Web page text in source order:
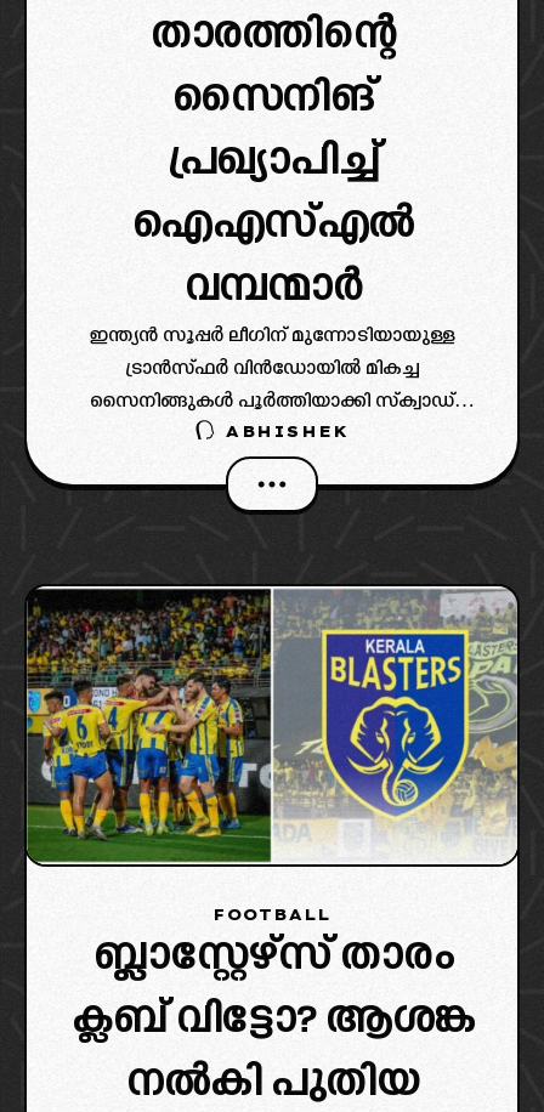
താരത്തിന്റെ
സൈനിങ്
പ്രഖ്യാപിച്ച്
ഐഎസ്എൽ
വമ്പന്മാർ
ഇന്ത്യൻ സൂപ്പർ ലീഗിന് മുന്നോടിയായുള്ള
ട്രാൻസ്ഫർ വിൻഡോയിൽ മികച്ച
സൈനിങ്ങുകൾ പൂർത്തിയാക്കി സ്‌ക്വാഡ്
ശക്തമാക്കാനുള്ള ശ്രമങ്ങളിലാണ് എല്ലാ
ഐഎസ്എൽ ക്ലബ്ബുകളും. അതുകൊണ്ട് തന്നെ
ഒട്ടേറെ അഭ്യൂഹങ്ങളാണ് സാമൂഹിക
മാധ്യമങ്ങളിൽ പ്രചരിക്കുന്നത്. ഇപ്പോളിത
ബാക്ക് താരം മുഹമ്മദ്‌
ABHISHEK
FOOTBALL
ബ്ലാസ്റ്റേഴ്‌സ് താരം
ക്ലബ് വിട്ടോ? ആശങ്ക
നൽകി പുതിയ